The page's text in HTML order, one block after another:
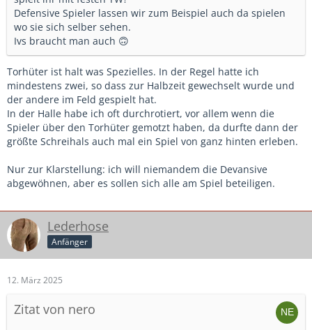
Defensive Spieler lassen wir zum Beispiel auch da spielen
wo sie sich selber sehen.
Ivs braucht man auch 🙃
Torhüter ist halt was Spezielles. In der Regel hatte ich
mindestens zwei, so dass zur Halbzeit gewechselt wurde und
der andere im Feld gespielt hat.
In der Halle habe ich oft durchrotiert, vor allem wenn die
Spieler über den Torhüter gemotzt haben, da durfte dann der
größte Schreihals auch mal ein Spiel von ganz hinten erleben.
Nur zur Klarstellung: ich will niemandem die Devansive
abgewöhnen, aber es sollen sich alle am Spiel beteiligen.
Lederhose
Anfänger
12. März 2025
Zitat von nero